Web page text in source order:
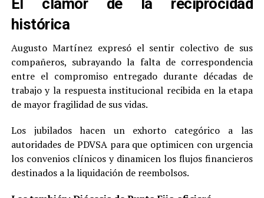
El clamor de la reciprocidad
histórica
Augusto Martínez expresó el sentir colectivo de sus
compañeros, subrayando la falta de correspondencia
entre el compromiso entregado durante décadas de
trabajo y la respuesta institucional recibida en la etapa
de mayor fragilidad de sus vidas.
Los jubilados hacen un exhorto categórico a las
autoridades de PDVSA para que optimicen con urgencia
los convenios clínicos y dinamicen los flujos financieros
destinados a la liquidación de reembolsos.